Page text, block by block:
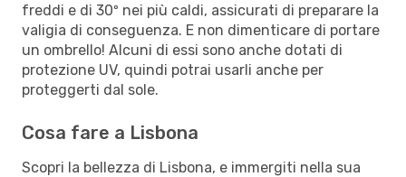
freddi e di 30º nei più caldi, assicurati di preparare la
valigia di conseguenza. E non dimenticare di portare
un ombrello! Alcuni di essi sono anche dotati di
protezione UV, quindi potrai usarli anche per
proteggerti dal sole.
Cosa fare a Lisbona
Scopri la bellezza di Lisbona, e immergiti nella sua